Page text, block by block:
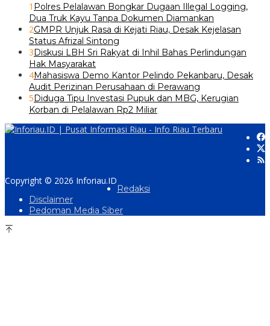
1 Polres Pelalawan Bongkar Dugaan Illegal Logging,
Dua Truk Kayu Tanpa Dokumen Diamankan
2GMPR Unjuk Rasa di Kejati Riau, Desak Kejelasan
Status Afrizal Sintong
3Diskusi LBH Sri Rakyat di Inhil Bahas Perlindungan
Hak Masyarakat
4Mahasiswa Demo Kantor Pelindo Pekanbaru, Desak
Audit Perizinan Perusahaan di Perawang
5Diduga Tipu Investasi Pupuk dan MBG, Kerugian
Korban di Pelalawan Rp2 Miliar
Copyright © 2026 Inforiau.ID
Redaksi
Disclaimer
Pedoman Media Siber